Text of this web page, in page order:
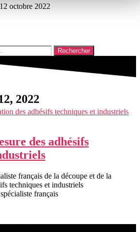
octobre 2022
Rechercher
2022
des adhésifs
français de la découpe et de la
techniques et industriels
français